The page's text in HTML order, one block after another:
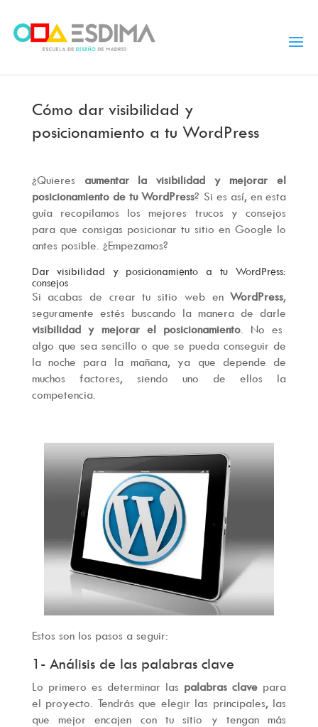
Cómo dar visibilidad y
posicionamiento a tu WordPress
¿Quieres aumentar la visibilidad y mejorar el
posicionamiento de tu WordPress? Si es así, en esta
guía recopilamos los mejores trucos y consejos
para que consigas posicionar tu sitio en Google lo
antes posible. ¿Empezamos?
Dar visibilidad y posicionamiento a tu WordPress:
consejos
Si acabas de crear tu sitio web enWordPress,
seguramente estés buscando la manera de darle
visibilidad y mejorar el posicionamiento . No es
algo que sea sencillo o que se pueda conseguir de
la noche para la mañana, ya que depende de
muchos factores, siendo uno de ellos la
competencia.
Estos son los pasos a seguir:
1- Análisis de las palabras clave
Lo primero es determinar las palabras clave para
el proyecto. Tendrás que elegir las principales, las
que mejor encajen con tu sitio y tengan más